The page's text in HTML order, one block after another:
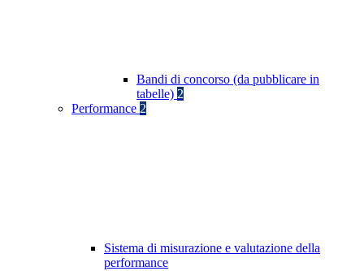
Bandi di concorso (da pubblicare in
tabelle) 2
Performance 2
Sistema di misurazione e valutazione della
performance